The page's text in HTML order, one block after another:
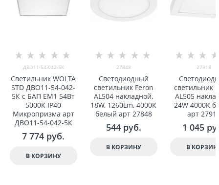
ДВО11-54-042-5К
Светильник WOLTA
STD ДВО11-54-042-
5К с БАП EM1 54Вт
5000К IP40
Микропризма арт
ДВО11-54-042-5К
7 774 руб.
В КОРЗИНУ
27848
Светодиодный
светильник Feron
AL504 накладной,
18W, 1260Lm, 4000К
белый арт 27848
544 руб.
В КОРЗИНУ
27918
светильник
AL505
24W 4000K
арт
1 045
В